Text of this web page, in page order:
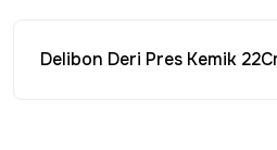
Delibon Deri Pres Kemik